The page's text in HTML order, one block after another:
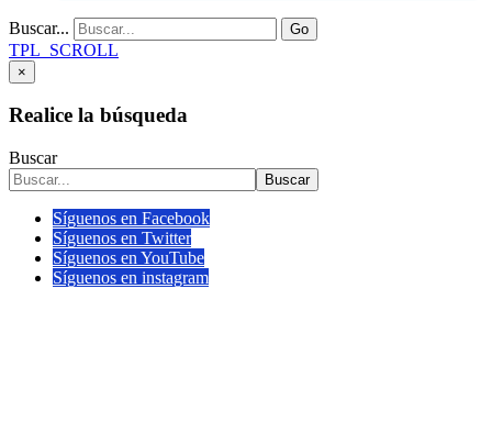
Buscar... Go
TPL_SCROLL
×
Realice la búsqueda
Buscar
Buscar
Síguenos en Facebook
Síguenos en Twitter
Síguenos en YouTube
Síguenos en instagram